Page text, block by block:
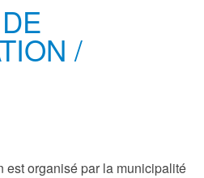
/
est organisé par la municipalité